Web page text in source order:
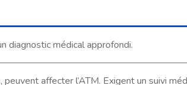
diagnostic médical approfondi.
peuvent affecter l’ATM. Exigent un suivi